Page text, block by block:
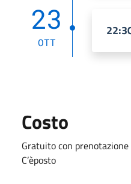
23
OTT
Costo
Gratuito con prenotazione
C’èposto